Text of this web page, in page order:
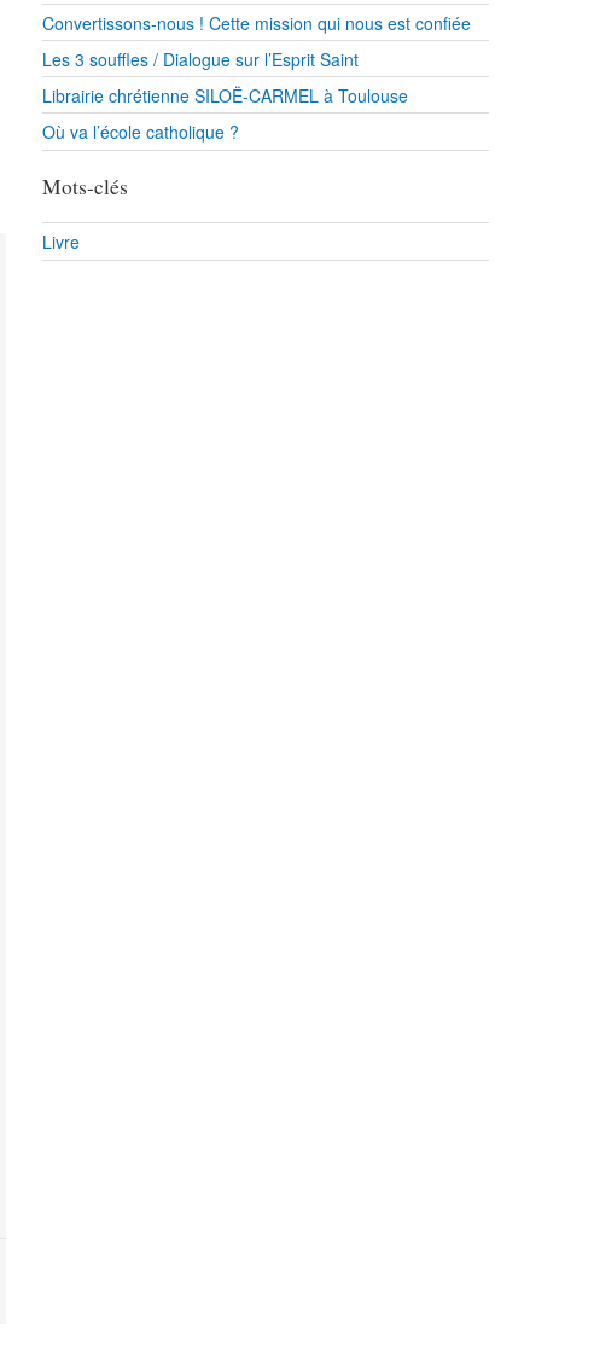
Convertissons-nous ! Cette mission qui nous est confiée
Les 3 souffles / Dialogue sur l’Esprit Saint
Librairie chrétienne SILOË-CARMEL à Toulouse
Où va l’école catholique ?
Mots-clés
Livre